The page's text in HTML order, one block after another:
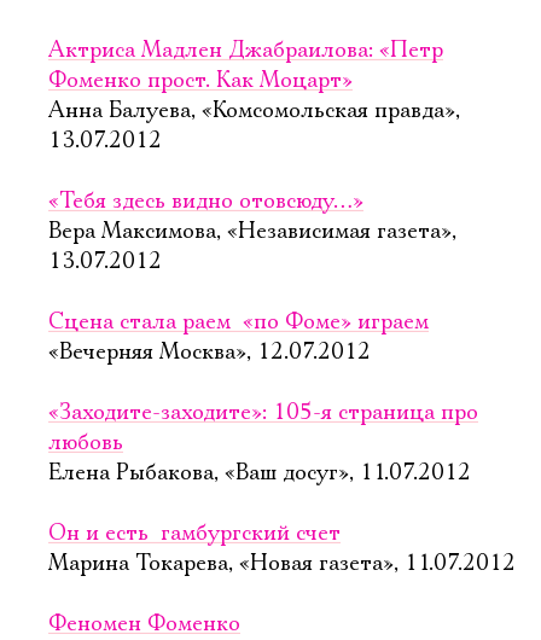
Актриса Мадлен Джабраилова: «Петр
Фоменко прост. Как Моцарт»
Анна Балуева, «Комсомольская правда»,
13.07.2012
«Тебя здесь видно отовсюду…»
Вера Максимова, «Независимая газета»,
13.07.2012
Сцена стала раем  «по Фоме» играем
«Вечерняя Москва», 12.07.2012
«Заходите-заходите»: 105-я страница про
любовь
Елена Рыбакова, «Ваш досуг», 11.07.2012
Он и есть  гамбургский счет
Марина Токарева, «Новая газета», 11.07.2012
Феномен Фоменко